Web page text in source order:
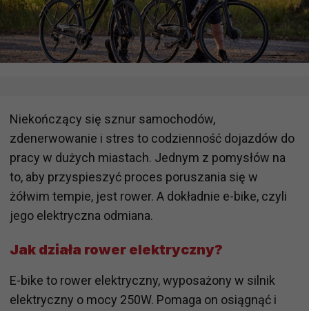
Niekończący się sznur samochodów,
zdenerwowanie i stres to codzienność dojazdów do
pracy w dużych miastach. Jednym z pomysłów na
to, aby przyspieszyć proces poruszania się w
żółwim tempie, jest rower. A dokładnie e-bike, czyli
jego elektryczna odmiana.
Jak działa rower elektryczny?
E-bike to rower elektryczny, wyposażony w silnik
elektryczny o mocy 250W. Pomaga on osiągnąć i